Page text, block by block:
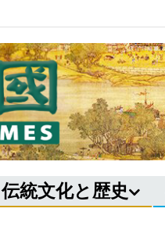
伝統文化と歴史